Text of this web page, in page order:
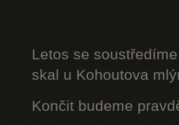
Letos se
skal u Kohoutova
Končit budeme